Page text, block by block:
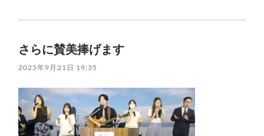
さらに賛美捧げます
2025年9月21日 19:35